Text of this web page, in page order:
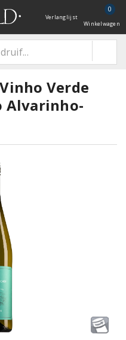
Verlanglijst
0
Winkelwagen
Verde
Alvarinho-